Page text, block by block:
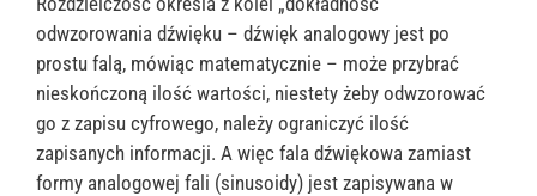
odwzorowania dźwięku – dźwięk analogowy jest po
prostu falą, mówiąc matematycznie – może przybrać
nieskończoną ilość wartości, niestety żeby odwzorować
go z zapisu cyfrowego, należy ograniczyć ilość
zapisanych informacji. A więc fala dźwiękowa zamiast
formy analogowej fali (sinusoidy) jest zapisywana w